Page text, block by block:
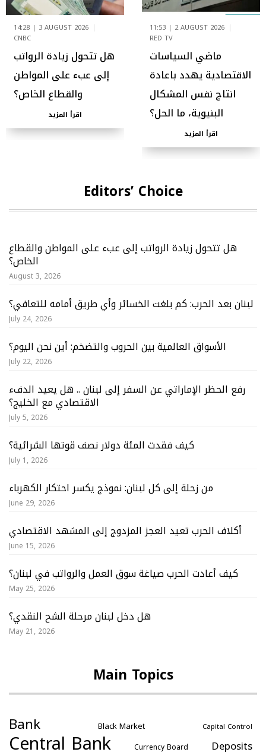
14:28 | 3 AUGUST 2026
CNBC
هل تتحول زيادة الرواتب
إلى عبء على المواطن
والقطاع الخاص؟
اقرأ المزيد
11:53 | 2 AUGUST 2026
RED TV
ماضي السياسات
الاقتصادية يهدد باعادة
انتاج نفس المشكال
البنيوية، ما الحل؟
اقرأ المزيد
Editors’ Choice
هل تتحول زيادة الرواتب إلى عبء على المواطن والقطاع
الخاص؟
August 3, 2026
لبنان بعد الحرب: كم بلغت الخسائر وأي طريق أمامه للتعافي؟
July 24, 2026
الأسواق العالمية بين الحروب والتضخم: أين نحن اليوم؟
July 22, 2026
رفع الحظر الإماراتي عن السفر إلى لبنان .. هل يعيد الدفء
الاقتصادي مع الخليج؟
July 5, 2026
كيف فقدت المئة دولار نصف قوتها الشرائية؟
July 1, 2026
من زحلة إلى كل لبنان: نموذج يكسر احتكار الكهرباء
June 29, 2026
أكلاف الحرب تعيد العجز المزدوج إلى المشهد الاقتصادي
June 15, 2026
كيف أعادت الحرب صياغة سوق العمل والرواتب في لبنان؟
May 25, 2026
هل دخل لبنان مرحلة الشح النقدي؟
May 21, 2026
Main Topics
Bank
Black Market Capital Control
Central Bank Currency Board Deposits